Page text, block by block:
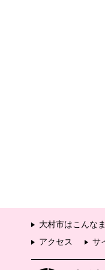
大村市はこんな
アクセス
サ